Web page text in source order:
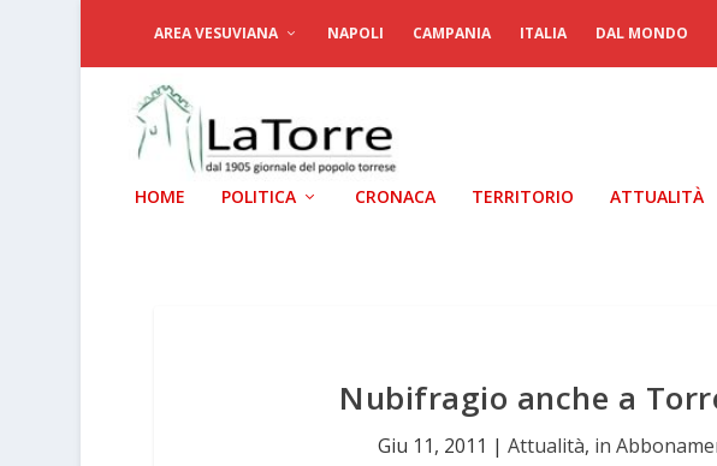
AREA VESUVIANA NAPOLI CAMPANIA ITALIA DAL MONDO
HOME POLITICA CRONACA TERRITORIO ATTUALITÀ
Nubifragio anche a
Giu 11, 2011 | Attualità, in